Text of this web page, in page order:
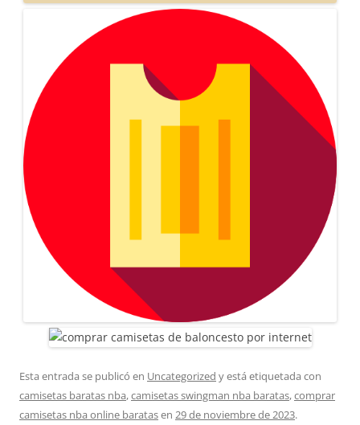
Esta entrada se publicó en Uncategorized y está etiquetada con
camisetas baratas nba,camisetas swingman nba baratas,comprar
camisetas nba online baratasen 29 de noviembre de 2023.